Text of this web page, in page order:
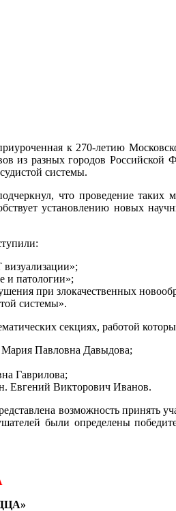
к 270-летию
из разных городов
системы.
что проведение таких
установлению новых
и патологии»;
при злокачественных
системы».
секциях, работой
Павловна Давыдова;
Гаврилова;
Евгений Викторович Иванов.
возможность принять
были определены